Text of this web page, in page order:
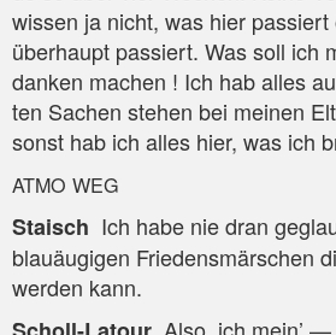
wis­sen ja nicht, was hier
über­haupt pas­siert. Was soll ich
dan­ken machen ! Ich hab alles
ten Sachen ste­hen bei mei­nen
sonst hab ich alles hier, was ich
ATMO WEG
Sta­isch Ich habe nie dran
blau­äu­gi­gen Frie­dens­mär­schen
wer­den kann.